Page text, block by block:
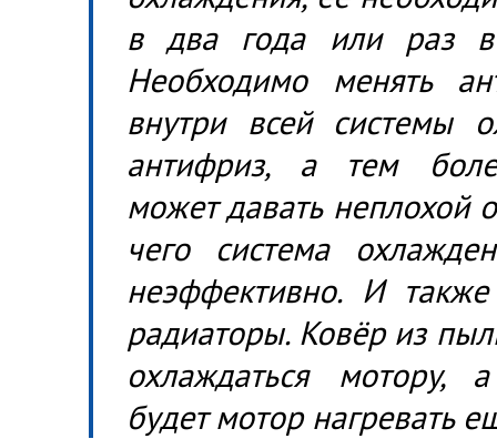
в два года или раз
Необходимо менять
внутри всей системы
антифриз, а тем
может давать неплохой
чего система
неэффективно. И
радиаторы. Ковёр из
охлаждаться мотору,
будет мотор нагревать